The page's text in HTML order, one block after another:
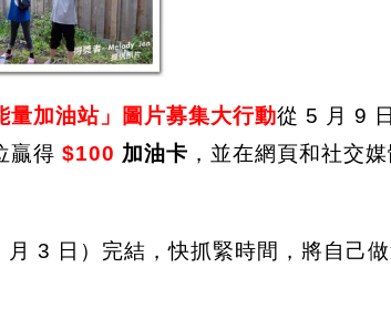
量加油站」圖片募集大行動從 5 月 9
贏得 $100 加油卡 ，並在網頁和社交
3 日）完結，快抓緊時間，將自己